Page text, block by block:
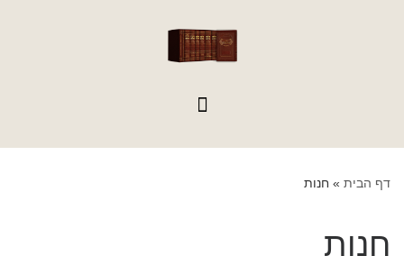
דף הבית » חנות
חנות